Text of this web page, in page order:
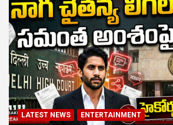
LATEST NEWS ENTERTAINMENT